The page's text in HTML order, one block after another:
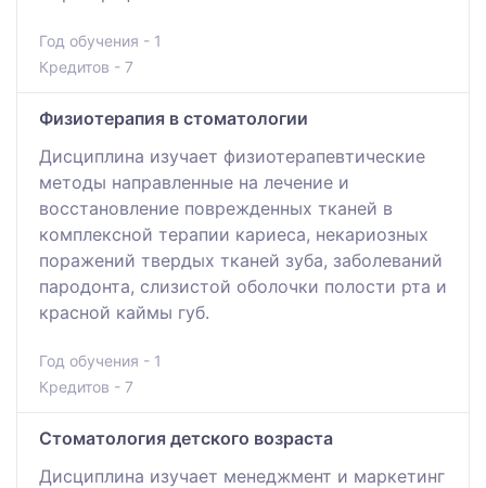
Год обучения - 1
Кредитов - 7
Физиотерапия в стоматологии
Дисциплина изучает физиотерапевтические
методы направленные на лечение и
восстановление поврежденных тканей в
комплексной терапии кариеса, некариозных
поражений твердых тканей зуба, заболеваний
пародонта, слизистой оболочки полости рта и
красной каймы губ.
Год обучения - 1
Кредитов - 7
Стоматология детского возраста
Дисциплина изучает менеджмент и маркетинг